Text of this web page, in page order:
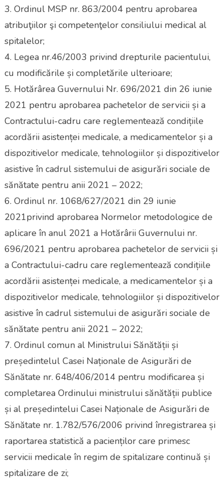
3. Ordinul MSP nr. 863/2004 pentru aprobarea
atribuţiilor şi competenţelor consiliului medical al
spitalelor;
4. Legea nr.46/2003 privind drepturile pacientului,
cu modificările și completările ulterioare;
5. Hotărârea Guvernului Nr. 696/2021 din 26 iunie
2021 pentru aprobarea pachetelor de servicii și a
Contractului-cadru care reglementează condițiile
acordării asistenței medicale, a medicamentelor și a
dispozitivelor medicale, tehnologiilor și dispozitivelor
asistive în cadrul sistemului de asigurări sociale de
sănătate pentru anii 2021 – 2022;
6. Ordinul nr. 1068/627/2021 din 29 iunie
2021privind aprobarea Normelor metodologice de
aplicare în anul 2021 a Hotărârii Guvernului nr.
696/2021 pentru aprobarea pachetelor de servicii și
a Contractului-cadru care reglementează condițiile
acordării asistenței medicale, a medicamentelor și a
dispozitivelor medicale, tehnologiilor și dispozitivelor
asistive în cadrul sistemului de asigurări sociale de
sănătate pentru anii 2021 – 2022;
7. Ordinul comun al Ministrului Sănătății și
președintelul Casei Naționale de Asigurări de
Sănătate nr. 648/406/2014 pentru modificarea și
completarea Ordinului ministrului sănătății publice
și al președintelui Casei Naționale de Asigurări de
Sănătate nr. 1.782/576/2006 privind înregistrarea și
raportarea statistică a pacienților care primesc
servicii medicale în regim de spitalizare continuă și
spitalizare de zi;